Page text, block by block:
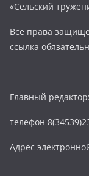
«Сельский
Все права
ссылка
Главный
телефон
Адрес